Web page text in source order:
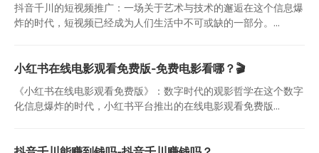
抖音千川的短视频推广：一场关于艺术与技术的邂逅在这个信息爆
炸的时代，短视频已经成为人们生活中不可或缺的一部分。...
小红书在线电影观看免费版-免费电影看哪？🎬
《小红书在线电影观看免费版》：数字时代的观影哲学在这个数字
化信息爆炸的时代，小红书平台推出的在线电影观看免费版...